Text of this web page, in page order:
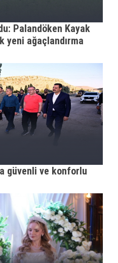
Palandöken Kayak
yeni ağaçlandırma
güvenli ve konforlu